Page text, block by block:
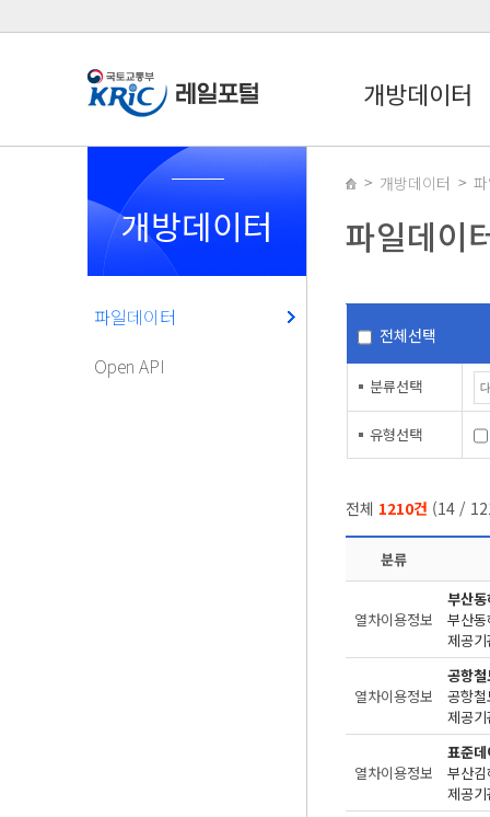
개방데이터
개방데이터
파일데이터
Open API
개방데이터
파일데이
전체선택
분류선택
유형선택
전체 1210건 (14 /
분류
열차이용정보
부산
부산
제공
열차이용정보
공항
공항
제공
열차이용정보
표준
부산
제공